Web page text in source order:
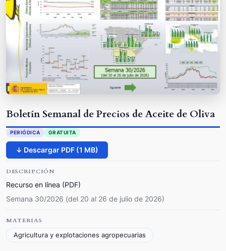
Boletín Semanal de Precios de Aceite de Oliva
PERIÓDICA GRATUITA
↓ Descargar PDF (1 MB)
DESCRIPCIÓN
Recurso en línea (PDF)
Semana 30/2026 (del 20 al 26 de julio de 2026)
MATERIAS
Agricultura y explotaciones agropecuarias